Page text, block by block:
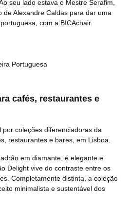
seu lado estava o Mestre Serafim,
de Alexandre Caldas para dar uma
com a BICAchair.
cafés, restaurantes e
por coleções diferenciadoras da
restaurantes e bares, em Lisboa.
em diamante, é elegante e
Delight vive do contraste entre os
Completamente distinta, a coleção
minimalista e sustentável dos